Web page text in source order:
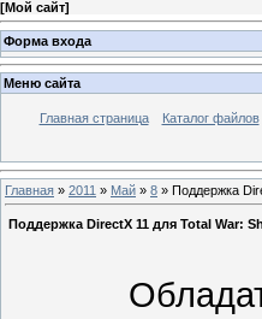
[Мой сайт]
Форма входа
Меню сайта
Главная страница Каталог файлов
Главная » 2011 » Май » 8 » Поддержка
Поддержка DirectX 11 для Total War: